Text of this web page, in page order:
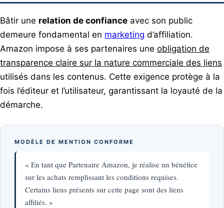
Bâtir une relation de confiance avec son public
demeure fondamental en marketing d’affiliation.
Amazon impose à ses partenaires une obligation de
transparence claire sur la nature commerciale des liens
utilisés dans les contenus. Cette exigence protège à la
fois l’éditeur et l’utilisateur, garantissant la loyauté de la
démarche.
MODÈLE DE MENTION CONFORME
« En tant que Partenaire Amazon, je réalise un bénéfice
sur les achats remplissant les conditions requises.
Certains liens présents sur cette page sont des liens
affiliés. »